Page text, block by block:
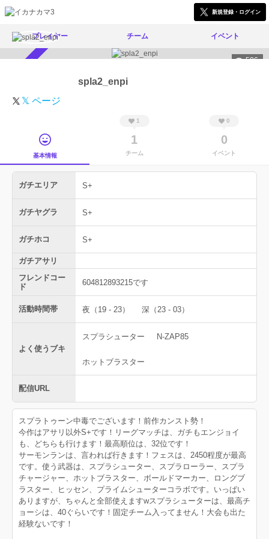
新規登録・ログイン
プレイヤー チーム イベント
506
spla2_enpi
𝕏 ページ
基本情報
1
1
チーム
0
0
イベント
ガチエリア S+
ガチヤグラ S+
ガチホコ S+
ガチアサリ
フレンドコー
ド
604812893215です
活動時間帯 夜（19 - 23） 深（23 - 03）
よく使うブキ
スプラシューター N-ZAP85
ホットブラスター
配信URL
スプラトゥーン中毒でございます！前作カンスト勢！
今作はアサリ以外S+です！リーグマッチは、ガチもエンジョイ
も、どちらも行けます！最高順位は、32位です！
サーモンランは、言われば行きます！フェスは、2450程度が最高
です。使う武器は、スプラシューター、スプラローラー、スプラ
チャージャー、ホットブラスター、ボールドマーカー、ロングブ
ラスター、ヒッセン、プライムシューターコラボです。いっぱい
ありますが、ちゃんと全部使えますwスプラシューターは、最高チ
ョーシは、40ぐらいです！固定チーム入ってません！大会も出た
経験ないです！